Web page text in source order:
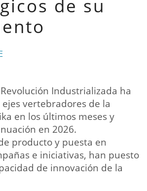
de su
Industrializada ha
vertebradores de la
en los últimos meses y
en 2026.
producto y puesta en
e iniciativas, han puesto
de innovación de la